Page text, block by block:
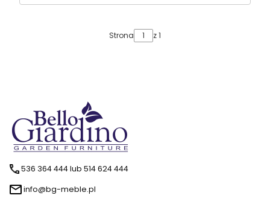
Strona z 1
536 364 444 lub 514 624 444
info@bg-meble.pl